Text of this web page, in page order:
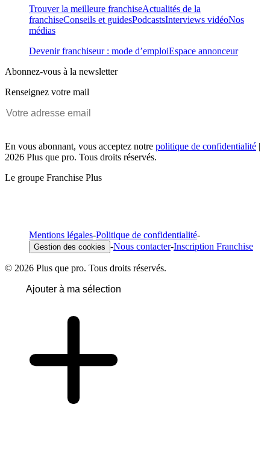
Trouver la meilleure franchiseActualités de la
franchiseConseils et guidesPodcastsInterviews vidéoNos
médias
Devenir franchiseur : mode d’emploiEspace annonceur
Abonnez-vous à la newsletter
Renseignez votre mail
En vous abonnant, vous acceptez notre politique de confidentialité |
2026 Plus que pro. Tous droits réservés.
Le groupe Franchise Plus
Mentions légales-Politique de confidentialité-
Gestion des cookies -Nous contacter-Inscription Franchise
© 2026 Plus que pro. Tous droits réservés.
Ajouter à ma sélection